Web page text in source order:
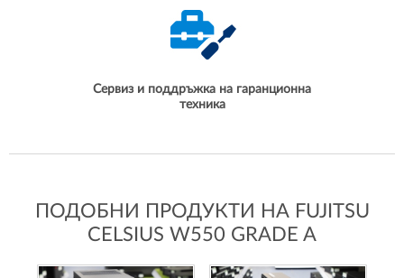
Сервиз и поддръжка на гаранционна
техника
ПОДОБНИ ПРОДУКТИ НА FUJITSU
CELSIUS W550 GRADE A